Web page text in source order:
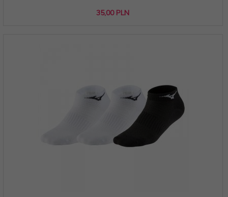
35,00 PLN